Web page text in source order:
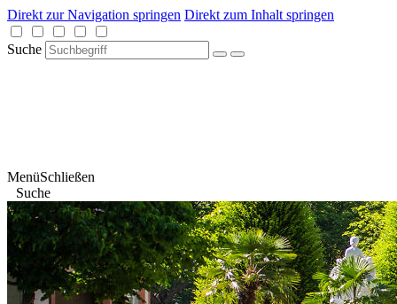
Direkt zur Navigation springen Direkt zum Inhalt springen
Suche
MenüSchließen
Suche